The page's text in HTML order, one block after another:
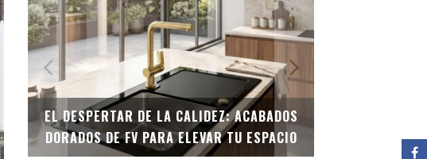
EL DESPERTAR DE LA CALIDEZ: ACABADOS
DORADOS DE FV PARA ELEVAR TU ESPACIO
EL INODORO